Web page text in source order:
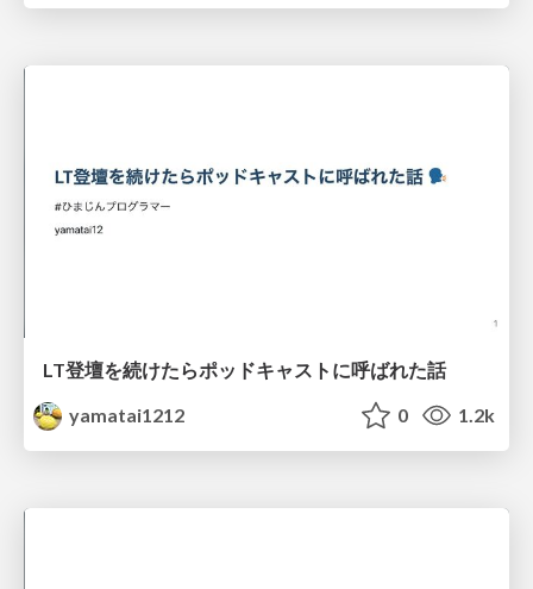
LT登壇を続けたらポッドキャストに呼ばれた話
yamatai1212
0 1.2k